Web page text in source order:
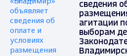
сведения
агитации
выборам